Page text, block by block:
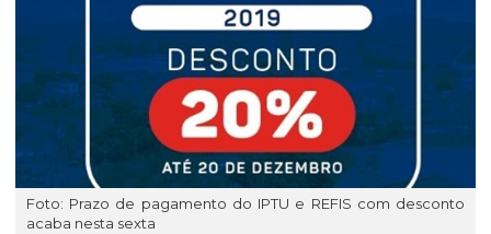
Foto: Prazo de pagamento do IPTU e REFIS com desconto
acaba nesta sexta